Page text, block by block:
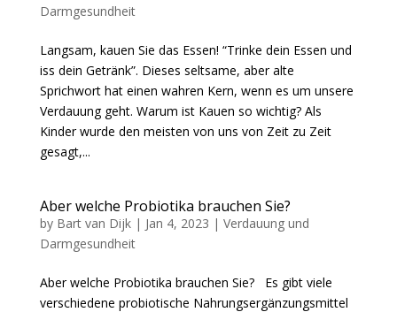
Darmgesundheit
Langsam, kauen Sie das Essen! “Trinke dein Essen und
iss dein Getränk”. Dieses seltsame, aber alte
Sprichwort hat einen wahren Kern, wenn es um unsere
Verdauung geht. Warum ist Kauen so wichtig? Als
Kinder wurde den meisten von uns von Zeit zu Zeit
gesagt,...
Aber welche Probiotika brauchen Sie?
by Bart van Dijk| Jan 4, 2023 | Verdauung und
Darmgesundheit
Aber welche Probiotika brauchen Sie? Es gibt viele
verschiedene probiotische Nahrungsergänzungsmittel